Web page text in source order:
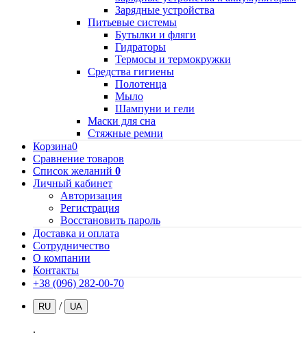
Зарядные устройства
Питьевые системы
Бутылки и фляги
Гидраторы
Термосы и термокружки
Средства гигиены
Полотенца
Мыло
Шампуни и гели
Маски для сна
Стяжные ремни
Корзина0
Сравнение товаров
Список желаний 0
Личный кабинет
Авторизация
Регистрация
Восстановить пароль
Доставка и оплата
Сотрудничество
О компании
Контакты
+38 (096) 282-00-70
RU / UA
.